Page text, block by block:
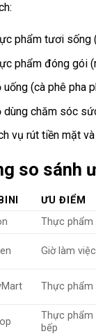
phẩm tươi sống
phẩm đóng gói
uống (cà phê pha
dùng chăm sóc
vụ rút tiền mặt
so sánh
ƯU ĐIỂM
Thực phẩm
Giờ làm
Thực phẩm
Thực phẩm
bếp